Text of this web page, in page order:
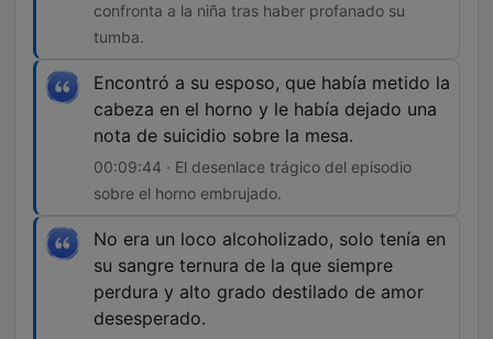
confronta a la niña tras haber profanado su
tumba.
Encontró a su esposo, que había metido la
cabeza en el horno y le había dejado una
nota de suicidio sobre la mesa.
00:09:44 · El desenlace trágico del episodio
sobre el horno embrujado.
No era un loco alcoholizado, solo tenía en
su sangre ternura de la que siempre
perdura y alto grado destilado de amor
desesperado.